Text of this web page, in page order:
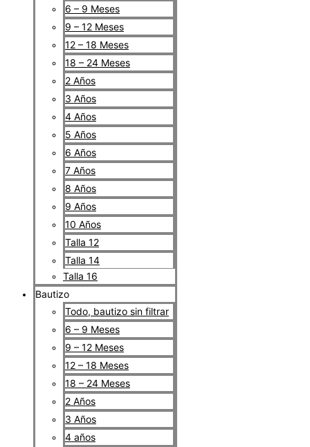
6 – 9 Meses
9 – 12 Meses
12 – 18 Meses
18 – 24 Meses
2 Años
3 Años
4 Años
5 Años
6 Años
7 Años
8 Años
9 Años
10 Años
Talla 12
Talla 14
Talla 16
Bautizo
Todo, bautizo sin filtrar
6 – 9 Meses
9 – 12 Meses
12 – 18 Meses
18 – 24 Meses
2 Años
3 Años
4 años